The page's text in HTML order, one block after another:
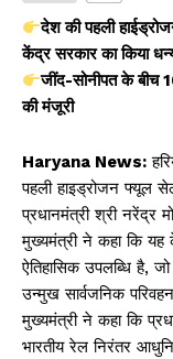
s
A
p
e
b
o
k
देश की पहली
केंद्र सरकार का किया
जींद-सोनीपत के बीच
की मंजूरी
Haryana News:
पहली हाइड्रोजन फ्यूल
प्रधानमंत्री श्री नरेंद्र
मुख्यमंत्री ने कहा कि यह
ऐतिहासिक उपलब्धि है,
उन्मुख सार्वजनिक
मुख्यमंत्री ने कहा कि
भारतीय रेल निरंतर